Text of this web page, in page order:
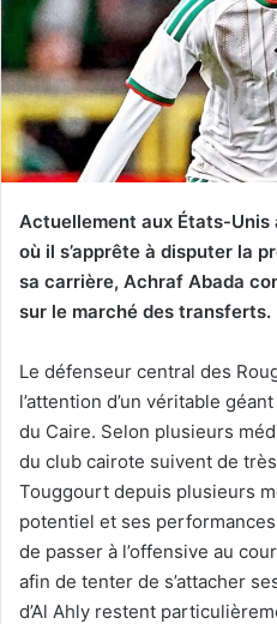
Actuellement aux États-
où il s’apprête à disputer la
sa carrière, Achraf Abada
sur le marché des transferts.
Le défenseur central des
l’attention d’un véritable
du Caire. Selon plusieurs
du club cairote suivent de
Touggourt depuis plusieurs
potentiel et ses
de passer à l’offensive au
afin de tenter de s’attacher
d’Al Ahly restent